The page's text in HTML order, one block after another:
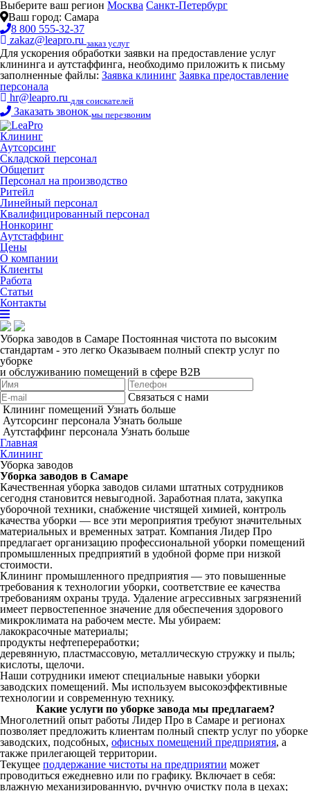
Выберите ваш регион Москва Санкт-Петербург
Ваш город: Самара
8 800 555-32-37
zakaz@leapro.ru заказ услуг
Для ускорения обработки заявки на предоставление услуг
клининга и аутстаффинга, необходимо приложить к письму
заполненные файлы: Заявка клининг Заявка предоставление
персонала
hr@leapro.ru для соискателей
Заказать звонок мы перезвоним
Клининг
Аутсорсинг
Складской персонал
Общепит
Персонал на производство
Ритейл
Линейный персонал
Квалифицированный персонал
Нонкоринг
Аутстаффинг
Цены
О компании
Клиенты
Работа
Статьи
Контакты
Уборка заводов в Самаре Постоянная чистота по высоким
стандартам - это легко Оказываем полный спектр услуг по
уборке
и обслуживанию помещений в сфере B2B
Связаться с нами
Клининг помещений Узнать больше
Аутсорсинг персонала Узнать больше
Аутстаффинг персонала Узнать больше
Главная
Клининг
Уборка заводов
Уборка заводов в Самаре
Качественная уборка заводов силами штатных сотрудников
сегодня становится невыгодной. Заработная плата, закупка
уборочной техники, снабжение чистящей химией, контроль
качества уборки — все эти мероприятия требуют значительных
материальных и временных затрат. Компания Лидер Про
предлагает организацию профессиональной уборки помещений
промышленных предприятий в удобной форме при низкой
стоимости.
Клининг промышленного предприятия — это повышенные
требования к технологии уборки, соответствие ее качества
требованиям охраны труда. Удаление агрессивных загрязнений
имеет первостепенное значение для обеспечения здорового
микроклимата на рабочем месте. Мы убираем:
лакокрасочные материалы;
продукты нефтепереработки;
деревянную, пластмассовую, металлическую стружку и пыль;
кислоты, щелочи.
Наши сотрудники имеют специальные навыки уборки
заводских помещений. Мы используем высокоэффективные
технологии и современную технику.
Какие услуги по уборке завода мы предлагаем?
Многолетний опыт работы Лидер Про в Самаре и регионах
позволяет предложить клиентам полный спектр услуг по уборке
заводских, подсобных, офисных помещений предприятия, а
также прилегающей территории.
Текущее поддержание чистоты на предприятии может
проводиться ежедневно или по графику. Включает в себя:
влажную механизированную, ручную очистку пола в цехах;